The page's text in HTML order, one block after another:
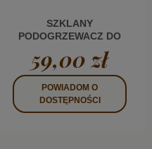
SZKLANY
PODOGRZEWACZ DO
59,00 zł
POWIADOM O
DOSTĘPNOŚCI